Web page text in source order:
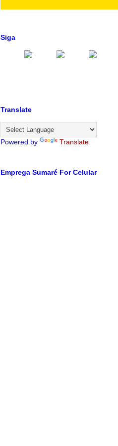
Siga
Translate
Powered by Translate
Emprega Sumaré For Celular